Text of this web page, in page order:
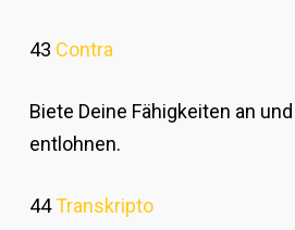
43 Contra
Biete Deine Fähigkeiten an
entlohnen.
44Transkripto